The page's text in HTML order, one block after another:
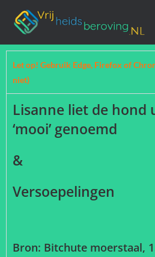
Let op! Gebruik Edge, Firefox of
niet)
Lisanne liet de hond
‘mooi’ genoemd
&
Versoepelingen
Bron: Bitchute moerstaal,